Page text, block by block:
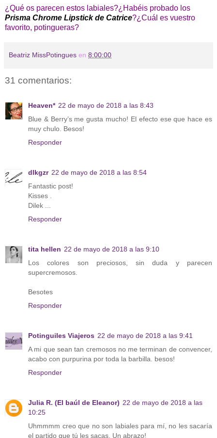
¿Qué os parecen estos labiales?¿Habéis probado los
Prisma Chrome Lipstick de Catrice?¿Cuál es vuestro
favorito, potingueras?
Beatriz MissPotingues en 8:00:00
31 comentarios:
Heaven* 22 de mayo de 2018 a las 8:43
Blue & Berry’s me gusta mucho! El efecto ese que hace es
muy chulo. Besos!
Responder
dlkgzr 22 de mayo de 2018 a las 8:54
Fantastic post!
Kisses .
Dilek ...
Responder
tita hellen 22 de mayo de 2018 a las 9:10
Los colores son preciosos, sin duda y parecen
supercremosos.
Besotes
Responder
Potinguiles Viajeros 22 de mayo de 2018 a las 9:41
A mi que sean tan cremosos no me terminan de convencer,
acabo con purpurina por toda la barbilla. besos!
Responder
Julia R. (El baúl de Eleanor) 22 de mayo de 2018 a las
10:25
Uhmmmm creo que no son labiales para mí, no les sacaría
el partido que tú les sacas. Un abrazo!